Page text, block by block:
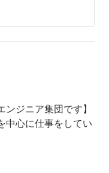
ンジニア集団です】
中心に仕事をしてい